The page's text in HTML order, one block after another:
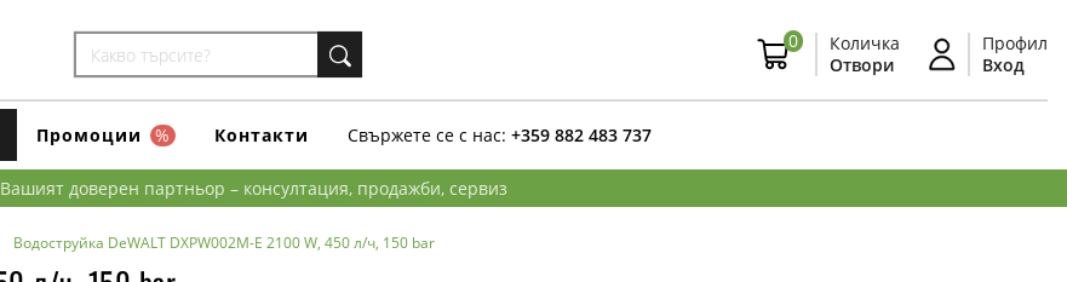
0
Количка
Отвори
Профил
Вход
Промоции % Контакти Свържете се с нас: +359 882 483 737
Вашият доверен партньор – консултация, продажби, сервиз
Водоструйка DeWALT DXPW002M-E 2100 W, 450 л/ч, 150 bar